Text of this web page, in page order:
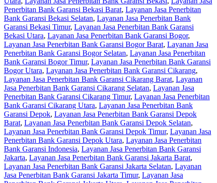
Penerbitan Bank Garansi Bekasi Barat, Layanan Jasa Penerbitan
Bank Garansi Bekasi Selatan, Layanan Jasa Penerbitan Bank
Garansi Bekasi Timur, Layanan Jasa Penerbitan Bank Garansi
Bekasi Utara, Layanan Jasa Penerbitan Bank Garansi Bogor,
Layanan Jasa Penerbitan Bank Garansi Bogor Barat, Layanan Jasa
Penerbitan Bank Garansi Bogor Selatan, Layanan Jasa Penerbitan
Bank Garansi Bogor Timur, Layanan Jasa Penerbitan Bank Garansi
Bogor Utara, Layanan Jasa Penerbitan Bank Garansi Cikarang,
Layanan Jasa Penerbitan Bank Garansi Cikarang Barat, Layanan
Jasa Penerbitan Bank Garansi Cikarang Selatan, Layanan Jasa
Penerbitan Bank Garansi Cikarang Timur, Layanan Jasa Penerbitan
Bank Garansi Cikarang Utara, Layanan Jasa Penerbitan Bank
Garansi Depok, Layanan Jasa Penerbitan Bank Garansi Depok
Barat, Layanan Jasa Penerbitan Bank Garansi Depok Selatan,
Layanan Jasa Penerbitan Bank Garansi Depok Timur, Layanan Jasa
Penerbitan Bank Garansi Depok Utara, Layanan Jasa Penerbitan
Bank Garansi Indonesia, Layanan Jasa Penerbitan Bank Garansi
Jakarta, Layanan Jasa Penerbitan Bank Garansi Jakarta Barat,
Layanan Jasa Penerbitan Bank Garansi Jakarta Selatan, Layanan
Jasa Penerbitan Bank Garansi Jakarta Timur, Layanan Jasa